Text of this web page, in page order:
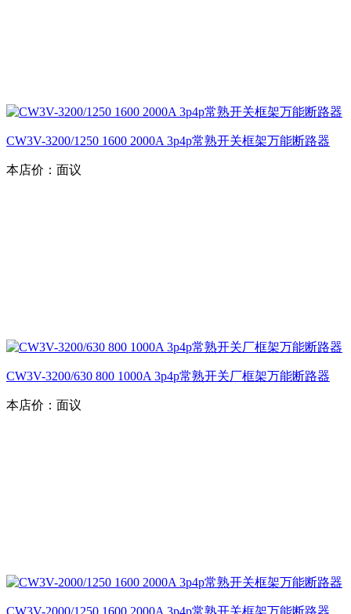
CW3V-3200/1250 1600 2000A 3p4p常熟开关框架万能断路器
本店价： 面议
CW3V-3200/630 800 1000A 3p4p常熟开关厂框架万能断路器
本店价： 面议